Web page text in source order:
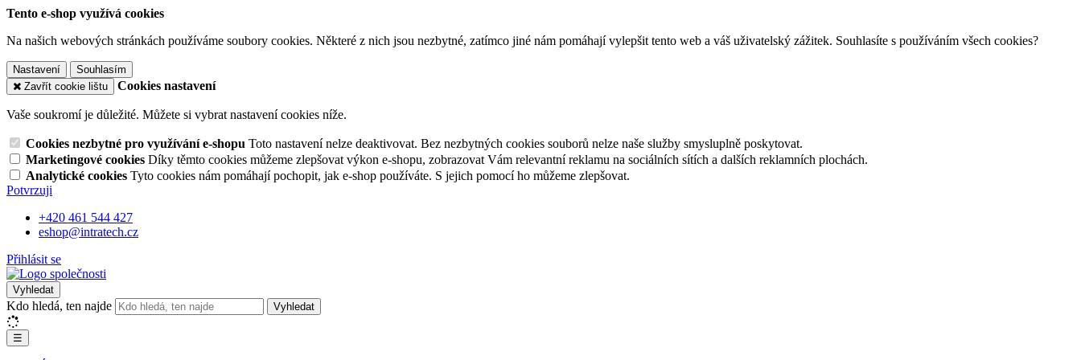
Tento e-shop využívá cookies
Na našich webových stránkách používáme soubory cookies. Některé z nich jsou nezbytné, zatímco jiné nám pomáhají vylepšit tento web a váš uživatelský zážitek. Souhlasíte s používáním všech cookies?
Nastavení
Souhlasím
Zavřít cookie lištu
Cookies nastavení
Vaše soukromí je důležité. Můžete si vybrat nastavení cookies níže.
Cookies nezbytné pro využívání e-shopu Toto nastavení nelze deaktivovat. Bez nezbytných cookies souborů nelze naše služby smysluplně poskytovat.
Marketingové cookies Díky těmto cookies můžeme zlepšovat výkon e-shopu, zobrazovat Vám relevantní reklamu na sociálních sítích a dalších reklamních plochách.
Analytické cookies Tyto cookies nám pomáhají pochopit, jak e-shop používáte. S jejich pomocí ho můžeme zlepšovat.
Potvrzuji
+420 461 544 427
eshop@intratech.cz
Přihlásit se
Vyhledat
Kdo hledá, ten najde Vyhledat
☰